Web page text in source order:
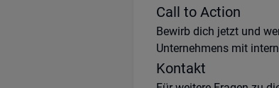
Call to Action
Bewirb dich jetzt und
Unternehmens mit
Kontakt